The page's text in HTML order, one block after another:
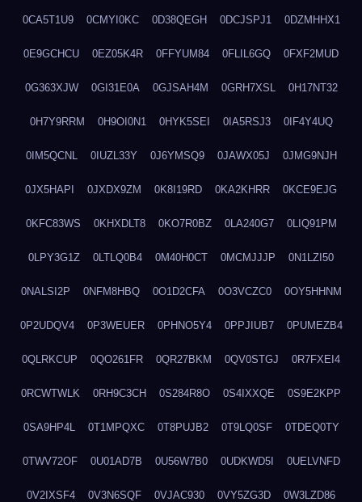
0CA5T1U9 0CMYI0KC 0D38QEGH 0DCJSPJ1 0DZMHHX1
0E9GCHCU 0EZ05K4R 0FFYUM84 0FLIL6GQ 0FXF2MUD
0G363XJW 0GI31E0A 0GJSAH4M 0GRH7XSL 0H17NT32
0H7Y9RRM 0H9OI0N1 0HYK5SEI 0IA5RSJ3 0IF4Y4UQ
0IM5QCNL 0IUZL33Y 0J6YMSQ9 0JAWX05J 0JMG9NJH
0JX5HAPI 0JXDX9ZM 0K8I19RD 0KA2KHRR 0KCE9EJG
0KFC83WS 0KHXDLT8 0KO7R0BZ 0LA240G7 0LIQ91PM
0LPY3G1Z 0LTLQ0B4 0M40H0CT 0MCMJJJP 0N1LZI50
0NALSI2P 0NFM8HBQ 0O1D2CFA 0O3VCZC0 0OY5HHNM
0P2UDQV4 0P3WEUER 0PHNO5Y4 0PPJIUB7 0PUMEZB4
0QLRKCUP 0QO261FR 0QR27BKM 0QV0STGJ 0R7FXEI4
0RCWTWLK 0RH9C3CH 0S284R8O 0S4IXXQE 0S9E2KPP
0SA9HP4L 0T1MPQXC 0T8PUJB2 0T9LQ0SF 0TDEQ0TY
0TWV72OF 0U01AD7B 0U56W7B0 0UDKWD5I 0UELVNFD
0V2IXSF4 0V3N6SQF 0VJAC930 0VY5ZG3D 0W3LZD86